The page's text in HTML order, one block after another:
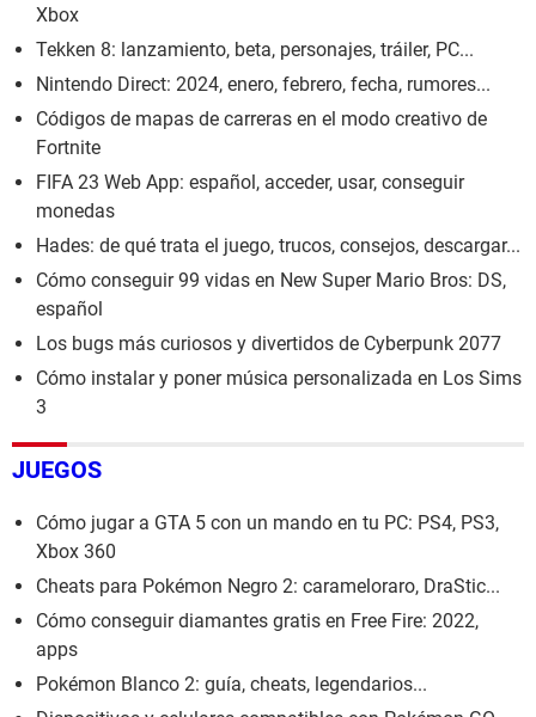
Xbox
Tekken 8: lanzamiento, beta, personajes, tráiler, PC...
Nintendo Direct: 2024, enero, febrero, fecha, rumores...
Códigos de mapas de carreras en el modo creativo de
Fortnite
FIFA 23 Web App: español, acceder, usar, conseguir
monedas
Hades: de qué trata el juego, trucos, consejos, descargar...
Cómo conseguir 99 vidas en New Super Mario Bros: DS,
español
Los bugs más curiosos y divertidos de Cyberpunk 2077
Cómo instalar y poner música personalizada en Los Sims
3
JUEGOS
Cómo jugar a GTA 5 con un mando en tu PC: PS4, PS3,
Xbox 360
Cheats para Pokémon Negro 2: carameloraro, DraStic...
Cómo conseguir diamantes gratis en Free Fire: 2022,
apps
Pokémon Blanco 2: guía, cheats, legendarios...